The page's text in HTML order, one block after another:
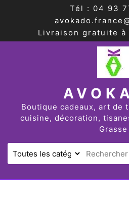
Tél : 04 93
Livraison gratuite
Boutique cadeaux, art de
cuisine, décoration,
Grasse